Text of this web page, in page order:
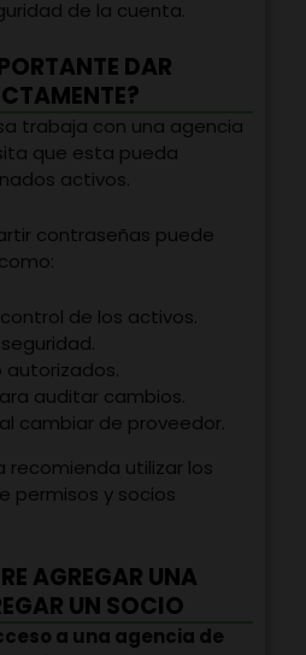
de la cuenta.
DAR
trabaja con una agencia
que esta pueda
activos.
contraseñas puede
de los activos.
autorizados.
auditar cambios.
cambiar de proveedor.
recomienda utilizar los
permisos y socios
AGREGAR UNA
UN SOCIO
a una agencia de